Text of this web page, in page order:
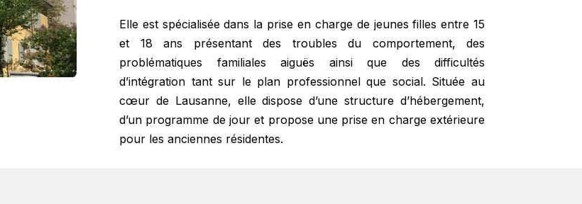
Elle est spécialisée dans la prise en charge de jeunes filles entre 15
et 18 ans présentant des troubles du comportement, des
problématiques familiales aiguës ainsi que des difficultés
d’intégration tant sur le plan professionnel que social. Située au
cœur de Lausanne, elle dispose d’une structure d’hébergement,
d’un programme de jour et propose une prise en charge extérieure
pour les anciennes résidentes.